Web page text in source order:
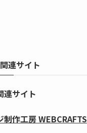
連サイト
連サイト
作工房 WEBCRAFTS